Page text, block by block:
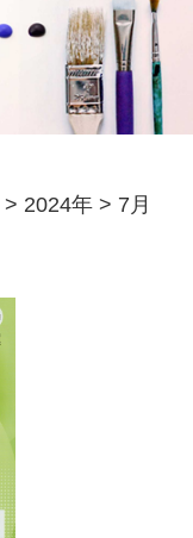
> 2024年 > 7月